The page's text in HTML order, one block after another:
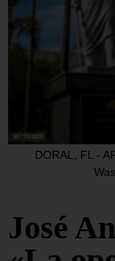
DORAL, FL -
José